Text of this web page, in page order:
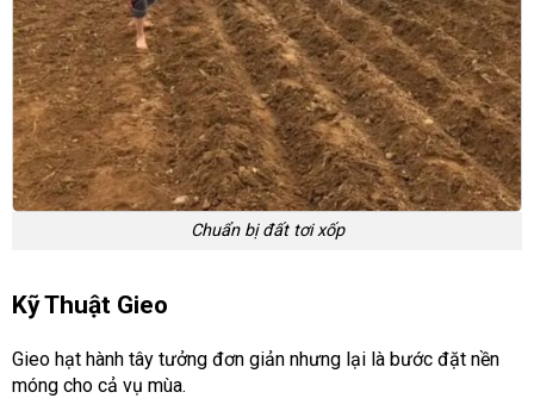
Chuẩn bị đất tơi xốp
Kỹ Thuật Gieo
Gieo hạt hành tây tưởng đơn giản nhưng lại là bước đặt nền
móng cho cả vụ mùa.